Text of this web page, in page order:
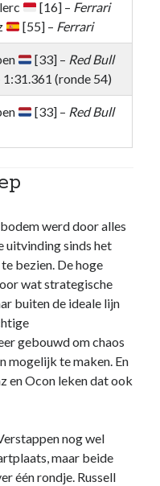
[16] – Ferrari
[55] – Ferrari
[33] – Red Bull
1:31.361 (ronde 54)
[33] – Red Bull
werd door alles
uitvinding sinds het
bezien. De hoge
wat strategische
buiten de ideale lijn
gebouwd om chaos
mogelijk te maken. En
en Ocon leken dat ook
nog wel
maar beide
één rondje. Russell